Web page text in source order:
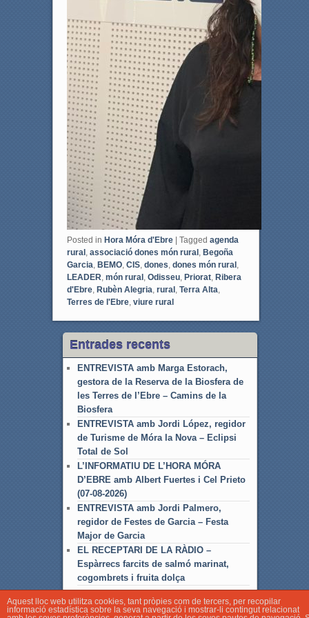
Posted in Hora Móra d'Ebre | Tagged agenda
rural, associació dones món rural, Begoña
Garcia BEMO, CIS, dones dones món rural,
LEADER món rural, Odisseu, Priorat, Ribera
d'Ebre, Rubèn Alegria rural, Terra Alta
Terres de l'Ebre, viure rural
Entrades recents
ENTREVISTA amb Marga Estorach,
gestora de la Reserva de la Biosfera de
les Terres de l’Ebre – Camins de la
Biosfera
ENTREVISTA amb Jordi López, regidor
de Turisme de Móra la Nova – Eclipsi
Total de Sol
L’INFORMATIU DE L’HORA MÓRA
D’EBRE amb Albert Fuertes i Cel Prieto
(07-08-2026)
ENTREVISTA amb Jordi Palmero,
regidor de Festes de Garcia – Festa
Major de Garcia
EL RECEPTARI DE LA RÀDIO –
Espàrrecs farcits de salmó marinat,
cogombrets i fruita dolça
Aquest lloc web utilitza cookies, tant pròpies com de tercers, per recopilar
informació estadística sobre la seva navegació i mostrar-li contingut relacionat